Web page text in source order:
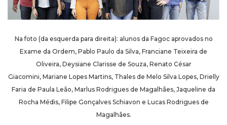
Na foto (da esquerda para direita): alunos da Fagoc aprovados no
Exame da Ordem, Pablo Paulo da Silva, Franciane Teixeira de
Oliveira, Deysiane Clarisse de Souza, Renato César
Giacomini, Mariane Lopes Martins, Thales de Melo Silva Lopes, Drielly
Faria de Paula Leão, Marlus Rodrigues de Magalhães, Jaqueline da
Rocha Médis, Filipe Gonçalves Schiavon e Lucas Rodrigues de
Magalhães.